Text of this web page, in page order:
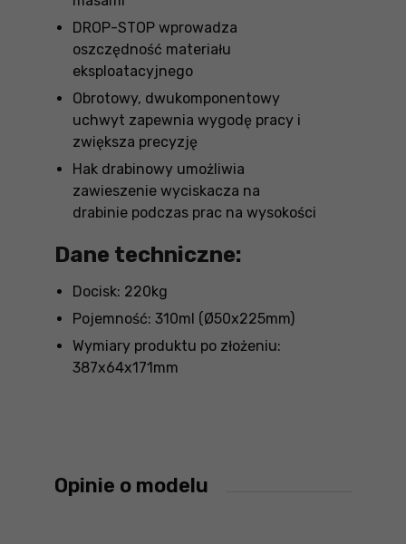
DROP-STOP wprowadza
oszczędność materiału
eksploatacyjnego
Obrotowy, dwukomponentowy
uchwyt zapewnia wygodę pracy i
zwiększa precyzję
Hak drabinowy umożliwia
zawieszenie wyciskacza na
drabinie podczas prac na wysokości
Dane techniczne:
Docisk: 220kg
Pojemność: 310ml (Ø50x225mm)
Wymiary produktu po złożeniu:
387x64x171mm
Opinie o modelu